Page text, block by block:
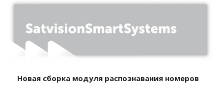
Новая сборка модуля распознавания номеров